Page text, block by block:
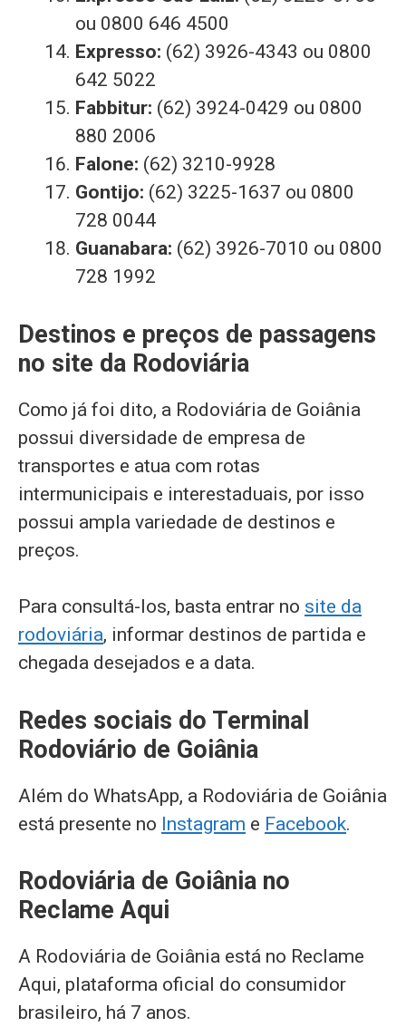
ou 0800 646 4500
Expresso: (62) 3926-4343 ou 0800
642 5022
Fabbitur: (62) 3924-0429 ou 0800
880 2006
Falone: (62) 3210-9928
Gontijo: (62) 3225-1637 ou 0800
728 0044
Guanabara: (62) 3926-7010 ou 0800
728 1992
Destinos e preços de passagens
no site da Rodoviária
Como já foi dito, a Rodoviária de Goiânia
possui diversidade de empresa de
transportes e atua com rotas
intermunicipais e interestaduais, por isso
possui ampla variedade de destinos e
preços.
Para consultá-los, basta entrar no site da
rodoviária, informar destinos de partida e
chegada desejados e a data.
Redes sociais do Terminal
Rodoviário de Goiânia
Além do WhatsApp, a Rodoviária de Goiânia
está presente no Instagram e Facebook.
Rodoviária de Goiânia no
Reclame Aqui
A Rodoviária de Goiânia está no Reclame
Aqui, plataforma oficial do consumidor
brasileiro, há 7 anos.